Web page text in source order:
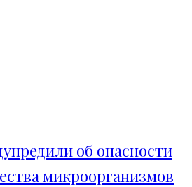
об опасности
микроорганизмов